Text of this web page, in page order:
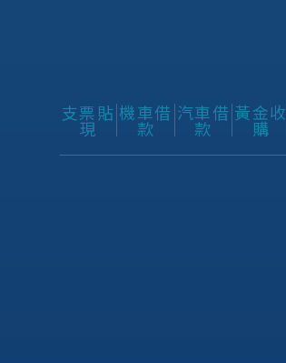
支票貼
現
機車借
款
汽車借
款
黃金收
購